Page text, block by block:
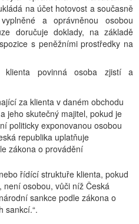
na účet hotovost a současně
a oprávněnou osobou
doručuje doklady, na základě
s peněžními prostředky na
povinná osoba zjistí a
za klienta v daném obchodu
jeho skutečný majitel, pokud je
politicky exponovanou osobou
republika uplatňuje
zákona o provádění
řídící struktuře klienta, pokud
není osobou, vůči níž Česká
sankce podle zákona o
sankcí.“.